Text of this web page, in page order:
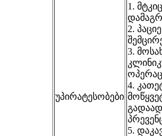
უპირატესობები
1.
2.
3.
4.
5.